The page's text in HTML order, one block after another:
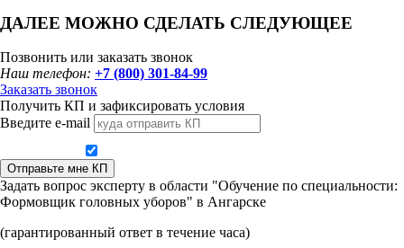
ДАЛЕЕ МОЖНО СДЕЛАТЬ СЛЕДУЮЩЕЕ
Позвонить или заказать звонок
Наш телефон: +7 (800) 301-84-99
Заказать звонок
Получить КП и зафиксировать условия
Введите e-mail
Отправьте мне КП
Задать вопрос эксперту в области "Обучение по специальности:
Формовщик головных уборов" в Ангарске
(гарантированный ответ в течение часа)